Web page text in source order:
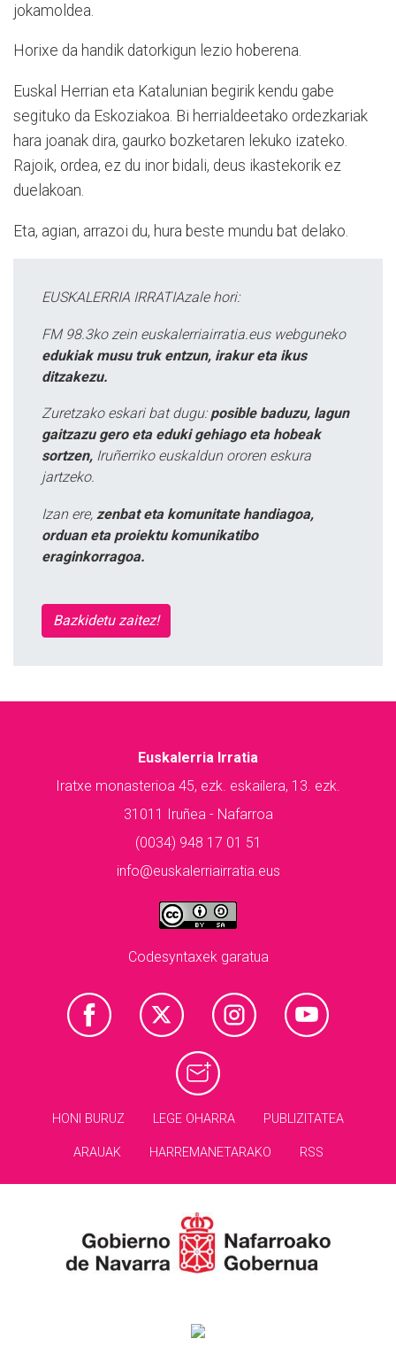
jokamoldea.
Horixe da handik datorkigun lezio hoberena.
Euskal Herrian eta Katalunian begirik kendu gabe
segituko da Eskoziakoa. Bi herrialdeetako ordezkariak
hara joanak dira, gaurko bozketaren lekuko izateko.
Rajoik, ordea, ez du inor bidali, deus ikastekorik ez
duelakoan.
Eta, agian, arrazoi du, hura beste mundu bat delako.
EUSKALERRIA IRRATIAzale hori:
FM 98.3ko zein euskalerriairratia.eus webguneko
edukiak musu truk entzun, irakur eta ikus
ditzakezu.
Zuretzako eskari bat dugu: posible baduzu, lagun
gaitzazu gero eta eduki gehiago eta hobeak
sortzen, Iruñerriko euskaldun ororen eskura
jartzeko.
Izan ere, zenbat eta komunitate handiagoa,
orduan eta proiektu komunikatibo
eraginkorragoa.
Bazkidetu zaitez!
Euskalerria Irratia
Iratxe monasterioa 45, ezk. eskailera, 13. ezk.
31011 Iruñea - Nafarroa
(0034) 948 17 01 51
info@euskalerriairratia.eus
Codesyntaxek garatua
HONI BURUZ LEGE OHARRA PUBLIZITATEA
ARAUAK HARREMANETARAKO RSS